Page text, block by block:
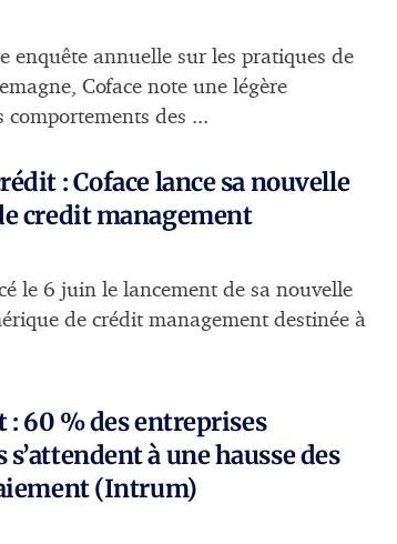
enquête annuelle sur les pratiques de
Coface note une légère
comportements des ...
: Coface lance sa nouvelle
credit management
le 6 juin le lancement de sa nouvelle
de crédit management destinée à
: 60 % des entreprises
à une hausse des
(Intrum)